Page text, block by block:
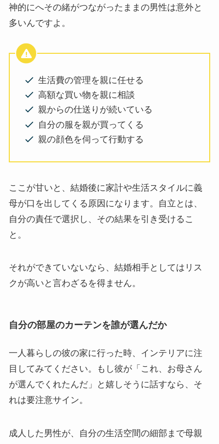
神的にへその緒がつながったままの男性は意外と
多いんですよ。
生活費の管理を親に任せる
高額な買い物を親に相談
親からの仕送りが続いている
自分の服を親が買ってくる
親の顔色を伺って行動する
ここが甘いと、結婚後に家計や生活スタイルに義
母が口を出してくる原因になります。自立とは、
自分の責任で選択し、その結果を引き受けるこ
と。
それができていないなら、結婚相手としてはリス
クが高いと言わざるを得ません。
自分の部屋のカーテンを誰が選んだか
一人暮らしの彼の家に行った時、インテリアに注
目してみてください。もし彼が「これ、お母さん
が選んでくれたんだ」と嬉しそうに話すなら、そ
れは要注意サイン。
成人した男性が、自分の生活空間の細部まで母親